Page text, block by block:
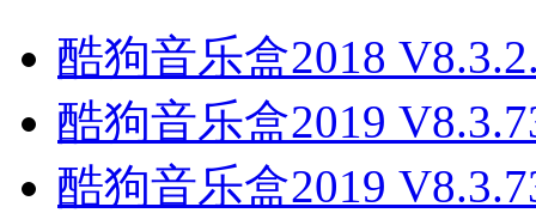
酷狗音乐盒2018
酷狗音乐盒2019
酷狗音乐盒2019